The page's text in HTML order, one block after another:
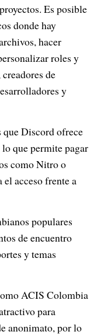
Es posible
donde hay
hacer
roles y
de
y
Discord ofrece
que permite pagar
como Nitro o
acceso frente a
populares
de encuentro
y temas
ACIS Colombia
para
anonimato, por lo